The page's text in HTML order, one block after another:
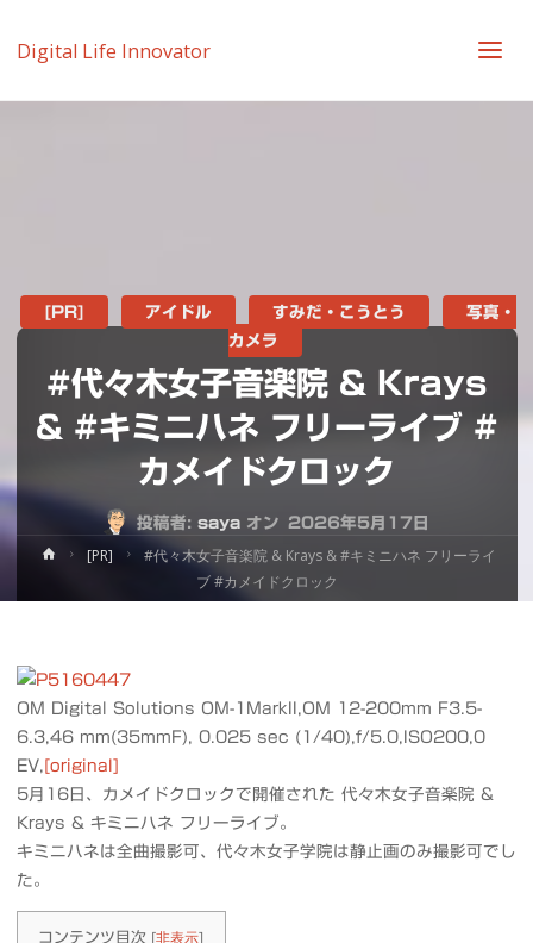
Digital Life Innovator
#代々木女子音楽院 & Krays
& #キミニハネ フリーライブ #
カメイドクロック
投稿者: saya オン 2026年5月17日
[PR] アイドル すみだ・こうとう
写真・
カメラ
ホ
ム
[PR]
#代々木女子音楽院 & Krays & #キミニハネ フリーライ
ブ #カメイドクロック
OM Digital Solutions OM-1MarkII,OM 12-200mm F3.5-
6.3,46 mm(35mmF), 0.025 sec (1/40),f/5.0,ISO200,0
EV, [original]
5月16日、カメイドクロックで開催された 代々木女子音楽院 &
Krays & キミニハネ フリーライブ。
キミニハネは全曲撮影可、代々木女子学院は静止画のみ撮影可でし
た。
コンテンツ目次 [非表示]